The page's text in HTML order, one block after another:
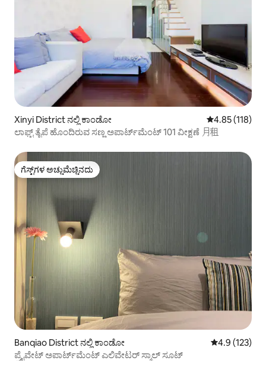
Xinyi District ನಲ್ಲಿ ಕಾಂಡೋ 5 ರಲ್ಲಿ 4.85
4.85 (118)
ಲಾಫ್ಟ್ ತೈಪೆ ಹೊಂದಿರುವ ಸಣ್ಣ ಅಪಾರ್ಟ್‌ಮೆಂಟ್ 101 ವೀಕ್ಷಣೆ 月租
ಗೆಸ್ಟ್‌ಗಳ ಅಚ್ಚುಮೆಚ್ಚಿನದು
ಗೆಸ್ಟ್‌ಗಳ ಅಚ್ಚುಮೆಚ್ಚಿನದು
Banqiao District ನಲ್ಲಿ ಕಾಂಡೋ 5 ರಲ್ಲಿ 4.9
4.9 (123)
ಪ್ರೈವೇಟ್ ಅಪಾರ್ಟ್‌ಮೆಂಟ್ ಎಲಿವೇಟರ್ ಸ್ಮಾಲ್ ಸೂಟ್